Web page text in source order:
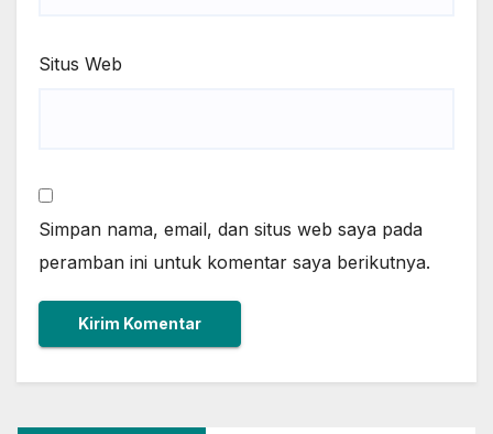
Situs Web
Simpan nama, email, dan situs web saya pada
peramban ini untuk komentar saya berikutnya.